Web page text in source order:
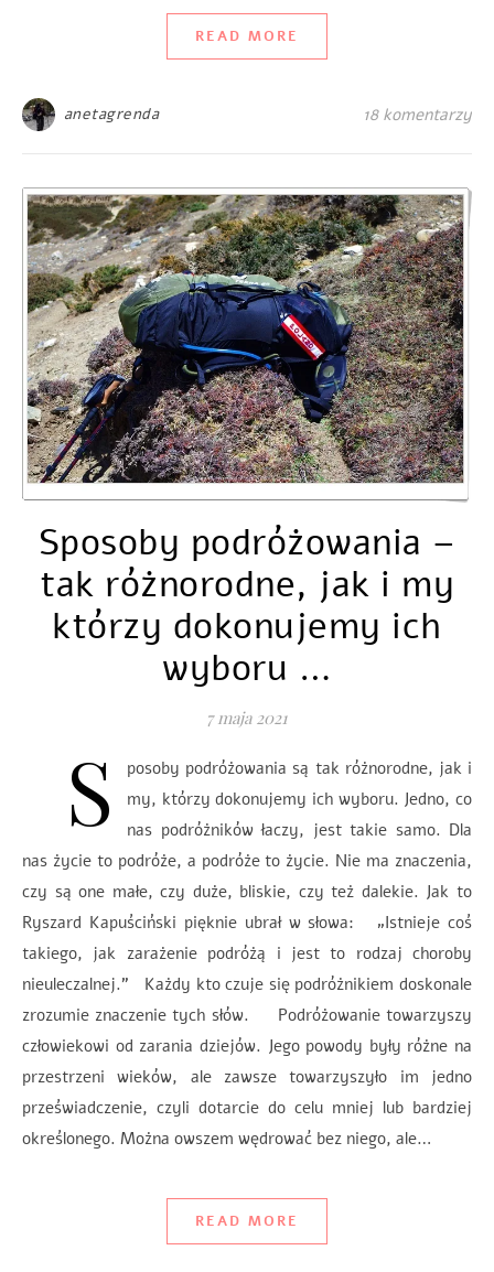
READ MORE
anetagrenda 18 komentarzy
Sposoby podróżowania –
tak różnorodne, jak i my
którzy dokonujemy ich
wyboru …
7 maja 2021
S
posoby podróżowania są tak różnorodne, jak i
my, którzy dokonujemy ich wyboru. Jedno, co
nas podróżników łaczy, jest takie samo. Dla
nas życie to podróże, a podróże to życie. Nie ma znaczenia,
czy są one małe, czy duże, bliskie, czy też dalekie. Jak to
Ryszard Kapuściński pięknie ubrał w słowa: „Istnieje coś
takiego, jak zarażenie podróżą i jest to rodzaj choroby
nieuleczalnej.” Każdy kto czuje się podróżnikiem doskonale
zrozumie znaczenie tych słów. Podróżowanie towarzyszy
człowiekowi od zarania dziejów. Jego powody były różne na
przestrzeni wieków, ale zawsze towarzyszyło im jedno
przeświadczenie, czyli dotarcie do celu mniej lub bardziej
określonego. Można owszem wędrować bez niego, ale…
READ MORE